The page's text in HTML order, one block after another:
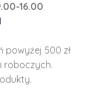
16.00
powyżej 500 zł
roboczych.